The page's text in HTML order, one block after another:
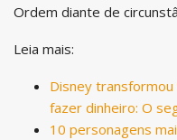
Ordem diante de
Leia mais:
Disney transformou
fazer dinheiro: O
10 personagens